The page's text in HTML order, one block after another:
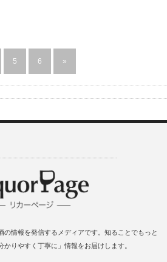
5 6 »
の情報を発信するメディアです。知ることでもっと
りやすく丁寧に」情報をお届けします。